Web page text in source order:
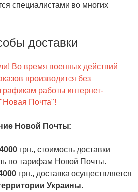
специалистами во многих
доставки
Во время военных действий
производится без
работы интернет-
Почта"!
Новой Почты:
4000 грн., стоимость доставки
по тарифам Новой Почты.
грн., доставка осуществляется
Украины.